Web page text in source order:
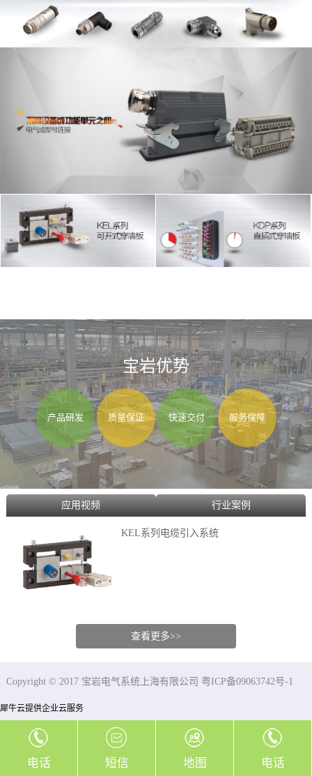
宝岩优势
产品研发 质量保证 快速交付 服务保障
应用视频 行业案例
KEL系列电缆引入系统
查看更多>>
Copyright © 2017 宝岩电气系统上海有限公司 粤ICP备09063742号-1
犀牛云提供企业云服务
电话 短信 地图 电话